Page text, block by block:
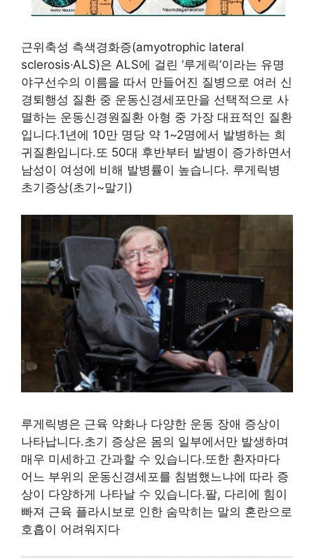
근위축성 측색경화증(amyotrophic lateral
sclerosis·ALS)은 ALS에 걸린 ‘루게릭’이라는 유명
야구선수의 이름을 따서 만들어진 질병으로 여러 신
경퇴행성 질환 중 운동신경세포만을 선택적으로 사
멸하는 운동신경원질환 아형 중 가장 대표적인 질환
입니다.1년에 10만 명당 약 1~2명에서 발병하는 희
귀질환입니다.또 50대 후반부터 발병이 증가하면서
남성이 여성에 비해 발병률이 높습니다. 루게릭병
초기증상(초기~말기)
루게릭병은 근육 약화나 다양한 운동 장애 증상이
나타납니다.초기 증상은 몸의 일부에서만 발생하며
매우 미세하고 간과할 수 있습니다.또한 환자마다
어느 부위의 운동신경세포를 침범했느냐에 따라 증
상이 다양하게 나타날 수 있습니다.팔, 다리에 힘이
빠져 근육 플라시보로 인한 숨막히는 말의 혼란으로
호흡이 어려워지다